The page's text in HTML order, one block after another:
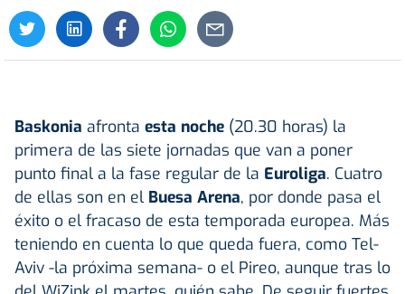
Baskonia afronta esta noche (20.30 horas) la
primera de las siete jornadas que van a poner
punto final a la fase regular de la Euroliga. Cuatro
de ellas son en el Buesa Arena, por donde pasa el
éxito o el fracaso de esta temporada europea. Más
teniendo en cuenta lo que queda fuera, como Tel-
Aviv -la próxima semana- o el Pireo, aunque tras lo